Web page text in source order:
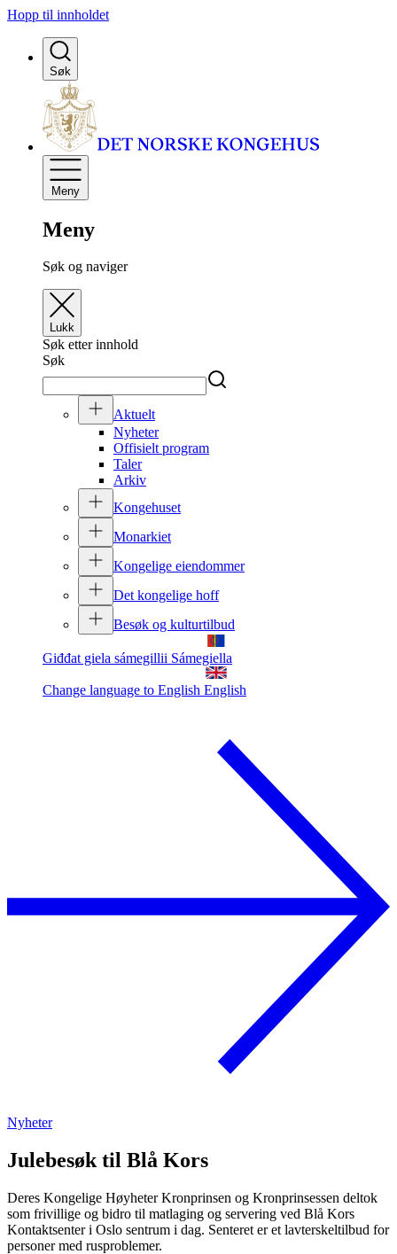
Hopp til innholdet
Søk
Meny
Meny
Søk og naviger
Lukk
Søk etter innhold
Søk
Aktuelt
Nyheter
Offisielt program
Taler
Arkiv
Kongehuset
Monarkiet
Kongelige eiendommer
Det kongelige hoff
Besøk og kulturtilbud
Giđđat giela sámegillii Sámegiella
Change language to English English
Nyheter
Julebesøk til Blå Kors
Deres Kongelige Høyheter Kronprinsen og Kronprinsessen deltok
som frivillige og bidro til matlaging og servering ved Blå Kors
Kontaktsenter i Oslo sentrum i dag. Senteret er et lavterskeltilbud for
personer med rusproblemer.